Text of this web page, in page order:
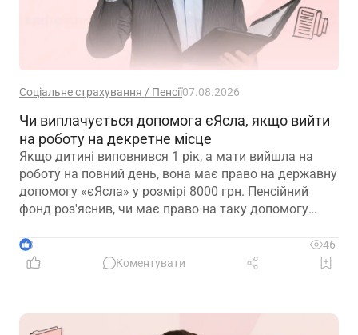
Соціальне страхування / Пенсії07.08.2026
Чи виплачується допомога єЯсла, якщо вийти
на роботу на декретне місце
Якщо дитині виповнився 1 рік, а мати вийшла на
роботу на повний день, вона має право на державну
допомогу «єЯсла» у розмірі 8000 грн. Пенсійний
фонд роз'яснив, чи має право на таку допомогу
3
46
Коментувати